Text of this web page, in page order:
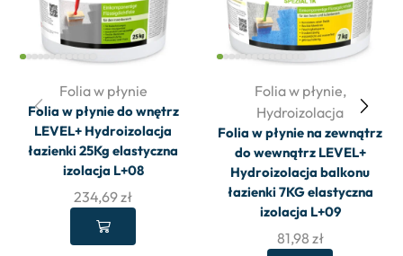
Folia w płynie
Folia w płynie do wnętrz
LEVEL+ Hydroizolacja
łazienki 25Kg elastyczna
izolacja L+08
234,69zł
Folia w płynie,
Hydroizolacja
Folia w płynie na zewnątrz
do wewnątrz LEVEL+
Hydroizolacja balkonu
łazienki 7KG elastyczna
izolacja L+09
81,98 zł